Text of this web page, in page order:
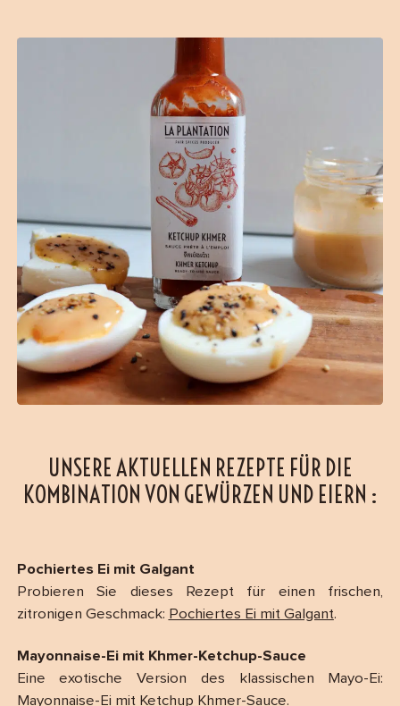
UNSERE AKTUELLEN REZEPTE FÜR DIE
KOMBINATION VON GEWÜRZEN UND EIERN :
Pochiertes Ei mit Galgant
Probieren Sie dieses Rezept für einen frischen,
zitronigen Geschmack: Pochiertes Ei mit Galgant.
Mayonnaise-Ei mit Khmer-Ketchup-Sauce
Eine exotische Version des klassischen Mayo-Ei:
Mayonnaise-Ei mit Ketchup Khmer-Sauce.